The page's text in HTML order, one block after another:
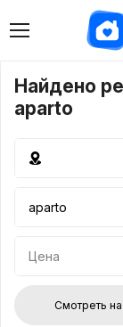
Найдено
aparto
Цена
Смотреть на